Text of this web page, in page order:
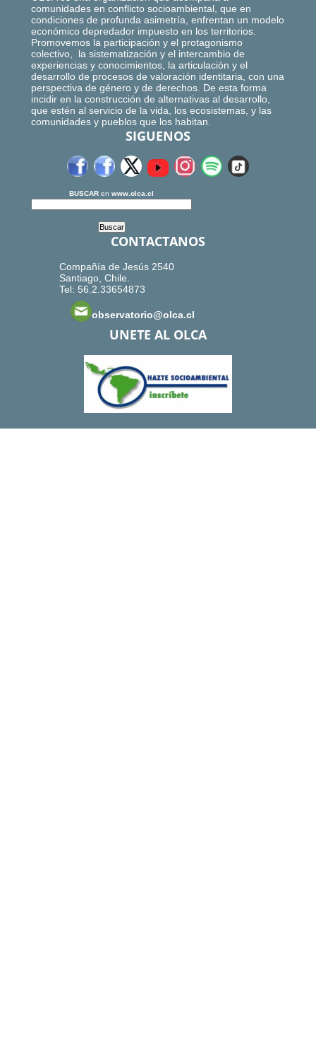
comunidades en conflicto socioambiental, que en
condiciones de profunda asimetría, enfrentan un modelo
económico depredador impuesto en los territorios.
Promovemos la participación y el protagonismo
colectivo, la sistematización y el intercambio de
experiencias y conocimientos, la articulación y el
desarrollo de procesos de valoración identitaria, con una
perspectiva de género y de derechos. De esta forma
incidir en la construcción de alternativas al desarrollo,
que estén al servicio de la vida, los ecosistemas, y las
comunidades y pueblos que los habitan.
SIGUENOS
BUSCAR en www.olca.cl
CONTACTANOS
Compañía de Jesús 2540
Santiago, Chile.
Tel: 56.2.33654873
observatorio@olca.cl
UNETE AL OLCA